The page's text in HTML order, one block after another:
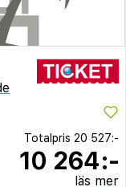
Totalpris 20 527:-
10 264:-
läs mer